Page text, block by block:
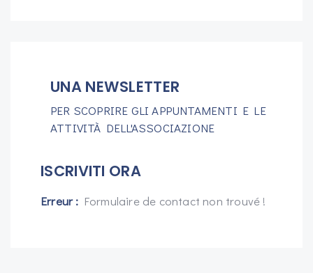
UNA NEWSLETTER
PER SCOPRIRE GLI APPUNTAMENTI E LE
ATTIVITÀ DELL'ASSOCIAZIONE
ISCRIVITI ORA
Erreur : Formulaire de contact non trouvé !